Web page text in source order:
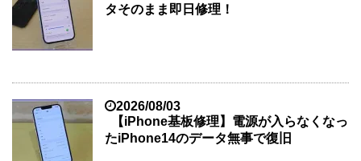
タそのまま即日修理！
2026/08/03
【iPhone基板修理】電源が入らなくなっ
たiPhone14のデータ無事で復旧